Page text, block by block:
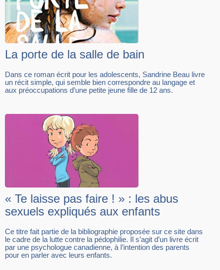
La porte de la salle de bain
Dans ce roman écrit pour les adolescents, Sandrine Beau livre
un récit simple, qui semble bien correspondre au langage et
aux préoccupations d’une petite jeune fille de 12 ans.
« Te laisse pas faire ! » : les abus
sexuels expliqués aux enfants
Ce titre fait partie de la bibliographie proposée sur ce site dans
le cadre de la lutte contre la pédophilie. Il s’agit d’un livre écrit
par une psychologue canadienne, à l’intention des parents
pour en parler avec leurs enfants.